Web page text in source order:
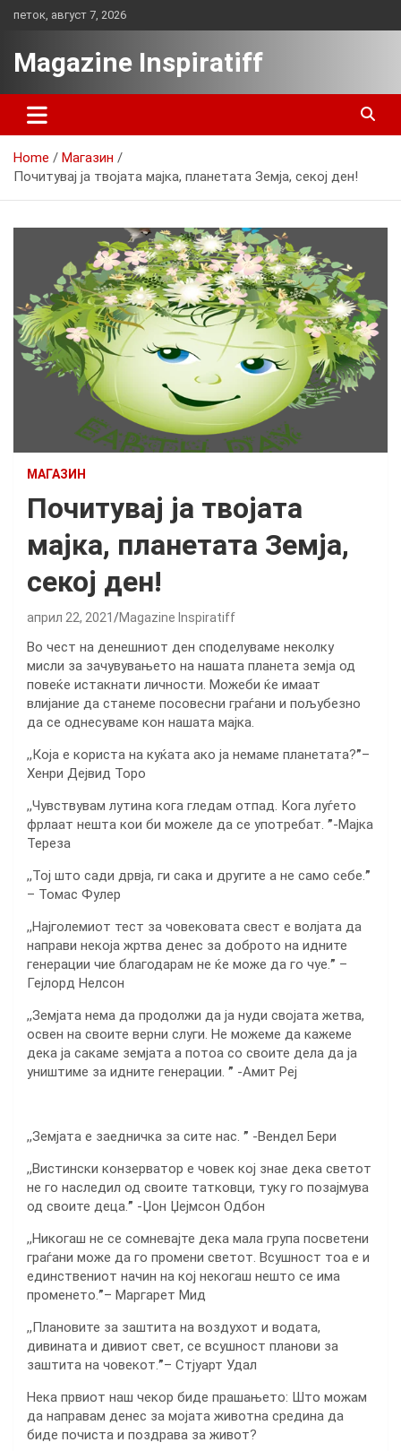
петок, август 7, 2026
Magazine Inspiratiff
Home
Магазин
Почитувај ја твојата мајка, планетата Земја, секој ден!
МАГАЗИН
Почитувај ја твојата
мајка, планетата Земја,
секој ден!
април 22, 2021 Magazine Inspiratiff
Во чест на денешниот ден споделуваме неколку
мисли за зачувувањето на нашата планета земја од
повеќе истакнати личности. Можеби ќе имаат
влијание да станеме посовесни граѓани и пољубезно
да се однесуваме кон нашата мајка.
,,Која е користа на куќата ако ја немаме планетата?”–
Хенри Дејвид Торо
,,Чувствувам лутина кога гледам отпад. Кога луѓето
фрлаат нешта кои би можеле да се употребат. ”-Мајка
Тереза
,,Тој што сади дрвја, ги сака и другите а не само себе.”
– Томас Фулер
,,Најголемиот тест за човековата свест е волјата да
направи некоја жртва денес за доброто на идните
генерации чие благодарам не ќе може да го чуе.” –
Гејлорд Нелсон
,,Земјата нема да продолжи да ја нуди својата жетва,
освен на своите верни слуги. Не можеме да кажеме
дека ја сакаме земјата а потоа со своите дела да ја
уништиме за идните генерации. ” -Амит Реј
,,Земјата е заедничка за сите нас. ” -Вендел Бери
,,Вистински конзерватор е човек кој знае дека светот
не го наследил од своите татковци, туку го позајмува
од своите деца.” -Џон Џејмсон Одбон
,,Никогаш не се сомневајте дека мала група посветени
граѓани може да го промени светот. Всушност тоа е и
единствениот начин на кој некогаш нешто се има
променето.”– Маргарет Мид
,,Плановите за заштита на воздухот и водата,
дивината и дивиот свет, се всушност планови за
заштита на човекот.”– Стјуарт Удал
Нека првиот наш чекор биде прашањето: Што можам
да направам денес за мојата животна средина да
биде почиста и поздрава за живот?